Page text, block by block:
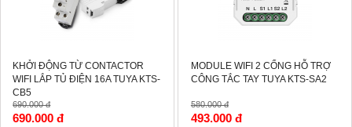
KHỞI ĐỘNG TỪ CONTACTOR
WIFI LẮP TỦ ĐIỆN 16A TUYA KTS-
CB5
690.000 đ
690.000 đ
MODULE WIFI 2 CỔNG HỖ TRỢ
CÔNG TẮC TAY TUYA KTS-SA2
580.000 đ
493.000 đ